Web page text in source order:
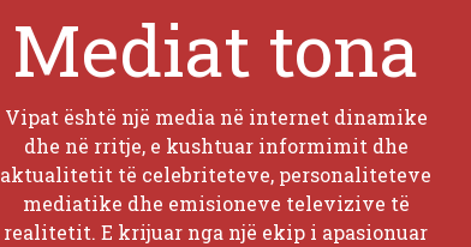
Mediat tona
Vipat është një media në internet dinamike
dhe në rritje, e kushtuar informimit dhe
aktualitetit të celebriteteve, personaliteteve
mediatike dhe emisioneve televizive të
realitetit. E krijuar nga një ekip i apasionuar